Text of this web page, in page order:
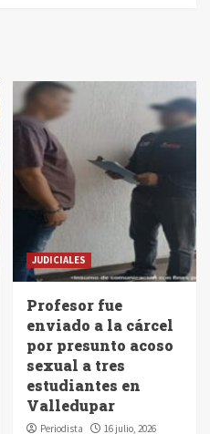
JUDICIALES
Profesor fue
enviado a la cárcel
por presunto acoso
sexual a tres
estudiantes en
Valledupar
Periodista 16 julio, 2026